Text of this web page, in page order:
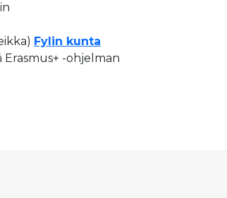
Fylin kunta
Erasmus+ -ohjelman